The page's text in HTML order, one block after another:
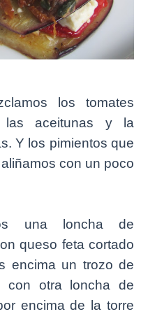
los tomates
las aceitunas y la
Y los pimientos que
con un poco
una loncha de
queso feta cortado
encima un trozo de
con otra loncha de
encima de la torre